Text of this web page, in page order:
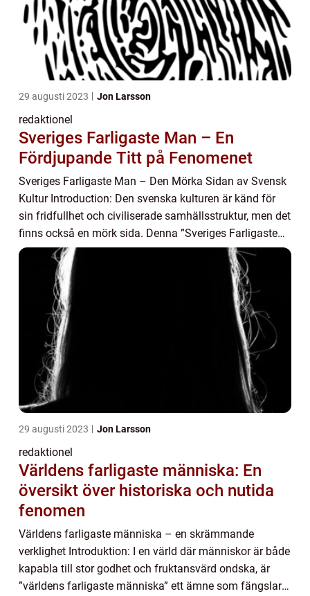
29 augusti 2023 Jon Larsson
redaktionel
Sveriges Farligaste Man – En
Fördjupande Titt på Fenomenet
Sveriges Farligaste Man – Den Mörka Sidan av Svensk
Kultur Introduction: Den svenska kulturen är känd för
sin fridfullhet och civiliserade samhällsstruktur, men det
finns också en mörk sida. Denna ”Sveriges Farligaste
Man” är ett fe...
29 augusti 2023 Jon Larsson
redaktionel
Världens farligaste människa: En
översikt över historiska och nutida
fenomen
Världens farligaste människa – en skrämmande
verklighet Introduktion: I en värld där människor är både
kapabla till stor godhet och fruktansvärd ondska, är
”världens farligaste människa” ett ämne som fängslar